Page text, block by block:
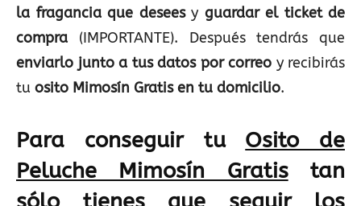
la fragancia que deseesy guardar el ticket de
compra (IMPORTANTE). Después tendrás que
enviarlo junto a tus datos por correo y recibirás
tu osito Mimosín Gratis en tu domicilio.
Para conseguir tu Osito de
Peluche Mimosín Gratistan